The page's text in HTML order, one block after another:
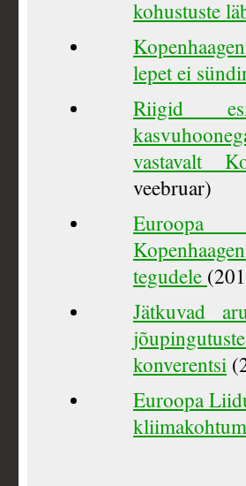
kohustuste
lepet ei
Riigid
vastavalt
veebruar)
tegudele
Jätkuvad
konverentsi
Euroopa